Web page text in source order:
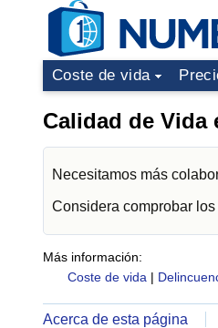
Coste de vida
Calidad de Vida
Necesitamos más
Considera comprobar
Más información:
Coste de vida |
Acerca de esta página